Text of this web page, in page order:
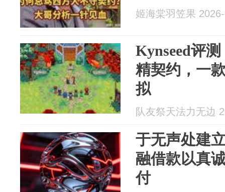
姬海棠羽笠果
Kynseed评
精契约，一
拟
队友祭天法力无边
于无声处建
融借款以真
付